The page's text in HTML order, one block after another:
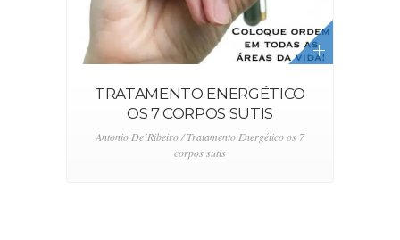
TRATAMENTO ENERGÉTICO
OS 7 CORPOS SUTIS
Antonio De´Ribeiro / Tratamento Energético os 7
corpos sutis